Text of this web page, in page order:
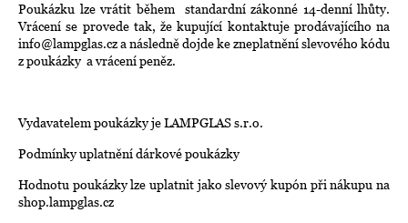
Poukázku lze vrátit během standardní zákonné 14-denní lhůty.
Vrácení se provede tak, že kupující kontaktuje prodávajícího na
info@lampglas.cz a následně dojde ke zneplatnění slevového kódu
z poukázky a vrácení peněz.
Vydavatelem poukázky je LAMPGLAS s.r.o.
Podmínky uplatnění dárkové poukázky
Hodnotu poukázky lze uplatnit jako slevový kupón při nákupu na
shop.lampglas.cz